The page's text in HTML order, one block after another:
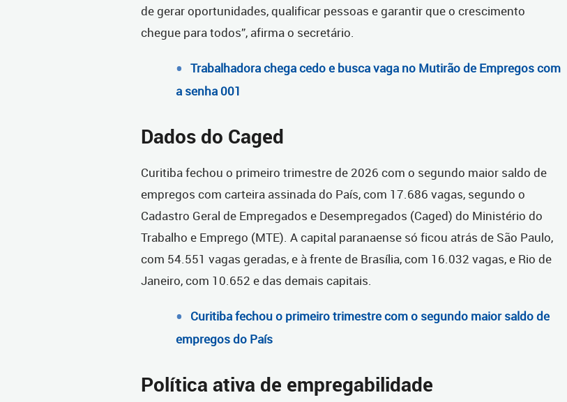
de gerar oportunidades, qualificar pessoas e garantir que o crescimento
chegue para todos”, afirma o secretário.
Trabalhadora chega cedo e busca vaga no Mutirão de Empregos com
a senha 001
Dados do Caged
Curitiba fechou o primeiro trimestre de 2026 com o segundo maior saldo de
empregos com carteira assinada do País, com 17.686 vagas, segundo o
Cadastro Geral de Empregados e Desempregados (Caged) do Ministério do
Trabalho e Emprego (MTE). A capital paranaense só ficou atrás de São Paulo,
com 54.551 vagas geradas, e à frente de Brasília, com 16.032 vagas, e Rio de
Janeiro, com 10.652 e das demais capitais.
Curitiba fechou o primeiro trimestre com o segundo maior saldo de
empregos do País
Política ativa de empregabilidade